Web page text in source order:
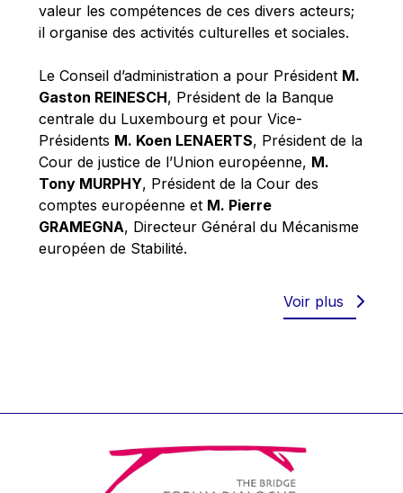
Paolo Mengozzi
Paschal Donohoe
Pat Cox
Patrizia Nanz
Philippe Maystadt
Pierre Gramegna
Richard Pelly
Robert Goebbels
Robert REYNDERS
Timothy Radcliffe
Vaclav Klaus
Vassilios Skouris
valeur les compétences de ces divers acteurs;
il organise des activités culturelles et sociales.
Le Conseil d’administration a pour Président M.
Gaston REINESCH, Président de la Banque
centrale du Luxembourg et pour Vice-
Présidents M. Koen LENAERTS, Président de la
Cour de justice de l’Union européenne, M.
Tony MURPHY, Président de la Cour des
comptes européenne et M. Pierre
GRAMEGNA, Directeur Général du Mécanisme
européen de Stabilité.
Voir plus